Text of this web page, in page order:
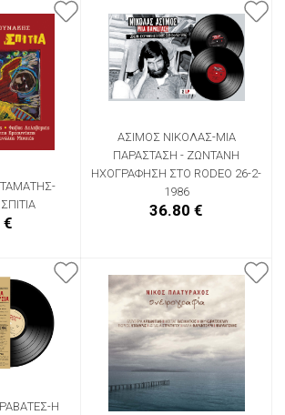
€
ΑΣΙΜΟΣ ΝΙΚΟΛΑΣ-ΜΙΑ
ΠΑΡΑΣΤΑΣΗ - ΖΩΝΤΑΝΗ
ΗΧΟΓΡΑΦΗΣΗ ΣΤΟ RODEO 26-2-
1986
36.80 €
Η